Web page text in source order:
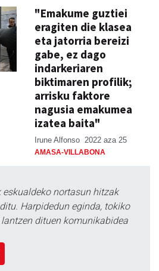
"Emakume guztiei
eragiten die klasea
eta jatorria bereizi
gabe, ez dago
indarkeriaren
biktimaren profilik;
arrisku faktore
nagusia emakumea
izatea baita"
Irune Alfonso 2022 aza 25
AMASA-VILLABONA
eskualdeko nortasun hitzak
Harpidedun eginda, tokiko
dituen komunikabidea